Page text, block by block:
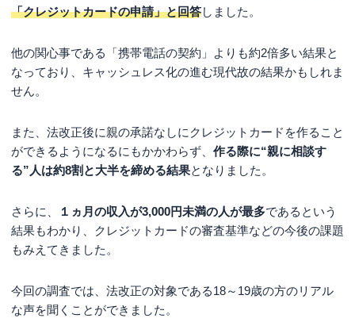
「クレジットカードの申請」と回答しました。
他の関心事である「携帯電話の契約」よりも約2倍多い結果と
なっており、キャッシュレス化の進む現代故の結果かもしれま
せん。
また、法改正後に親の承諾なしにクレジットカードを作ること
ができるようになるにもかかわらず、 作る際に“親に相談す
る”人は約8割と大半を締める結果となりました。
さらに、 １ヵ月の収入が3,000円未満の人が最多であるという
結果もわかり、クレジットカードの審査基準などの今後の課題
もみえてきました。
今回の調査では、法改正の対象である18～19歳の方のリアル
な声を聞くことができました。